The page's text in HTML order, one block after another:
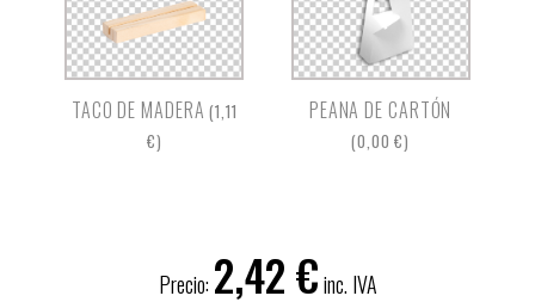
TACO DE MADERA(1,11
€)
PEANA DE CARTÓN
(0,00 €)
Precio: 2,42 inc. IVA